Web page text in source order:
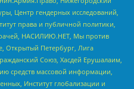
Центр гендерных исследований,
права и публичной политики,
НАСИЛИЮ.НЕТ, Мы против
Открытый Петербург, Лига
Союз, Хасдей Ерушалаим,
средств массовой информации,
Институт глобализации и